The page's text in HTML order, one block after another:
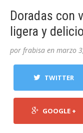
Doradas con
ligera y
por frabisa en marzo
TWITTER
GOOGLE +